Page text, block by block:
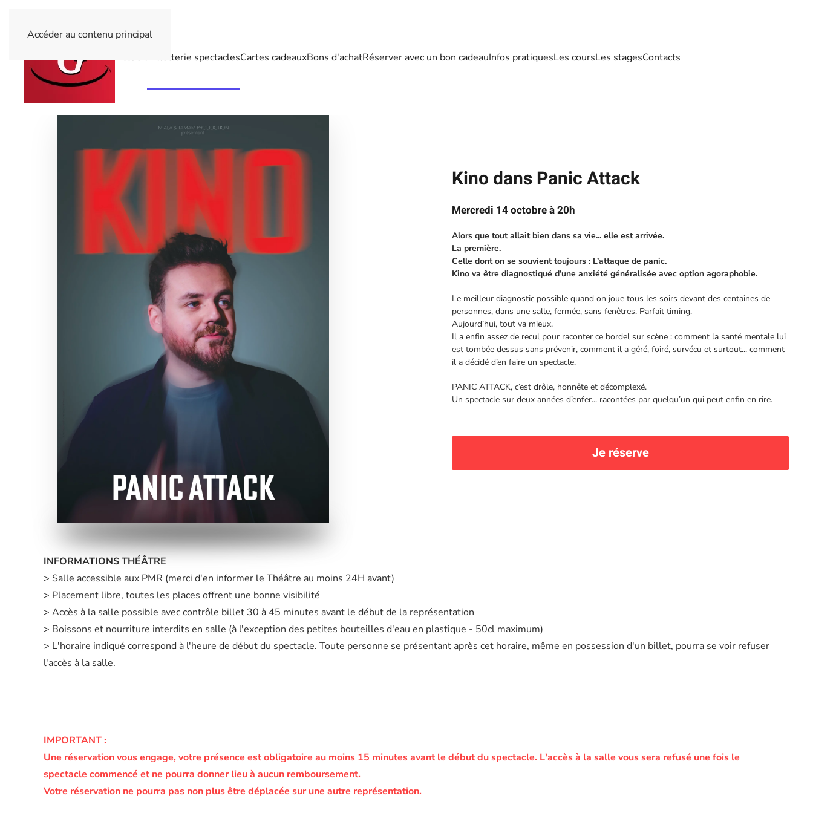
Accéder au contenu principal
AccueilBilletterie spectaclesCartes cadeauxBons d'achatRéserver avec un bon cadeauInfos pratiquesLes coursLes stagesContacts
Kino dans Panic Attack
Mercredi 14 octobre à 20h
Alors que tout allait bien dans sa vie... elle est arrivée.
La première.
Celle dont on se souvient toujours : L’attaque de panic.
Kino va être diagnostiqué d’une anxiété généralisée avec option agoraphobie.
Le meilleur diagnostic possible quand on joue tous les soirs devant des centaines de
personnes, dans une salle, fermée, sans fenêtres. Parfait timing.
Aujourd’hui, tout va mieux.
Il a enfin assez de recul pour raconter ce bordel sur scène : comment la santé mentale lui
est tombée dessus sans prévenir, comment il a géré, foiré, survécu et surtout... comment
il a décidé d’en faire un spectacle.
PANIC ATTACK, c’est drôle, honnête et décomplexé.
Un spectacle sur deux années d’enfer... racontées par quelqu’un qui peut enfin en rire.
Je réserve
INFORMATIONS THÉÂTRE
> Salle accessible aux PMR (merci d'en informer le Théâtre au moins 24H avant)
> Placement libre, toutes les places offrent une bonne visibilité
> Accès à la salle possible avec contrôle billet 30 à 45 minutes avant le début de la représentation
> Boissons et nourriture interdits en salle (à l'exception des petites bouteilles d'eau en plastique - 50cl maximum)
> L'horaire indiqué correspond à l'heure de début du spectacle. Toute personne se présentant après cet horaire, même en possession d'un billet, pourra se voir refuser
l'accès à la salle.
IMPORTANT :
Une réservation vous engage, votre présence est obligatoire au moins 15 minutes avant le début du spectacle. L'accès à la salle vous sera refusé une fois le
spectacle commencé et ne pourra donner lieu à aucun remboursement.
Votre réservation ne pourra pas non plus être déplacée sur une autre représentation.